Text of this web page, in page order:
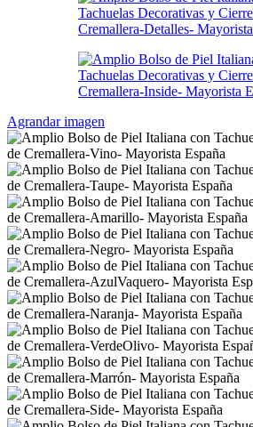
Agrandar imagen